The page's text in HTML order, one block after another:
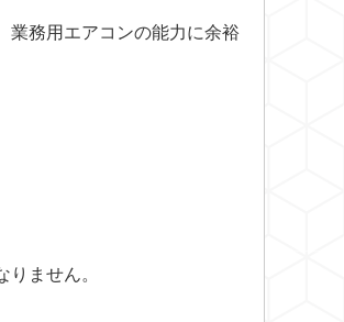
業務用エアコンの能力に余裕
ません。